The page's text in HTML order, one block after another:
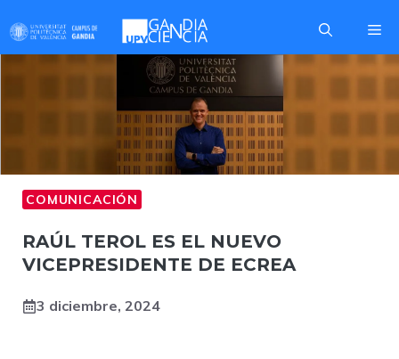
contenido
COMUNICACIÓN
RAÚL TEROL ES EL NUEVO
VICEPRESIDENTE DE ECREA
3 diciembre, 2024